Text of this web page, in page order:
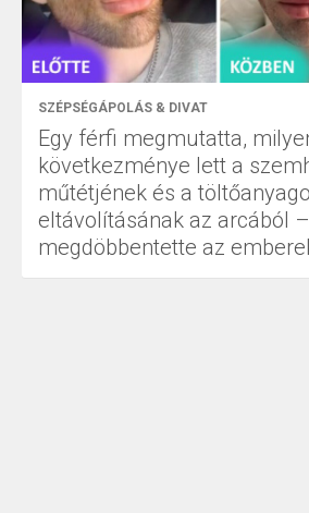
SZÉPSÉGÁPOLÁS & DIVAT
Egy férfi megmutatta,
következménye lett a
műtétjének és a
eltávolításának az arcából –
megdöbbentette az